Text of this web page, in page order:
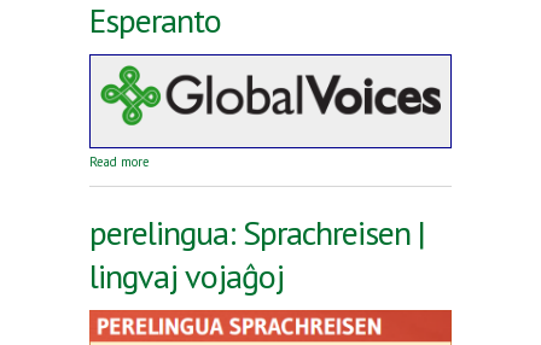
Esperanto
Read more
perelingua: Sprachreisen |
lingvaj vojaĝoj